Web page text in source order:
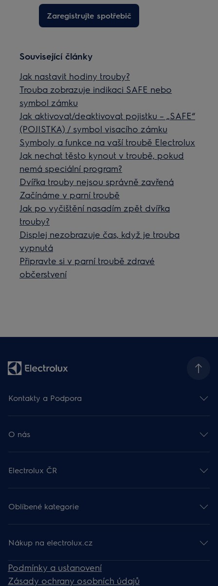
Zaregistrujte spotřebič
Související články
Jak nastavit hodiny trouby?
Trouba zobrazuje indikaci SAFE nebo
symbol zámku
Jak aktivovat/deaktivovat pojistku – „SAFE“
(POJISTKA) / symbol visacího zámku
Symboly a funkce na vaší troubě Electrolux
Jak nechat těsto kynout v troubě, pokud
nemá speciální program?
Dvířka trouby nejsou správně zavřená
Začínáme v parní troubě
Jak po vyčištění nasadím zpět dvířka
trouby?
Displej nezobrazuje čas, když je trouba
vypnutá
Připravte si v parní troubě zdravé
občerstvení
Kontakty a Podpora
O nás
Electrolux ČR
Oblíbené kategorie
Nákup na electrolux.cz
Podmínky a ustanovení
Zásady ochrany osobních údajů